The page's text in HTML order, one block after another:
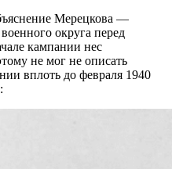
Мерецкова —
округа перед
кампании нес
не мог не описать
вплоть до февраля 1940
: